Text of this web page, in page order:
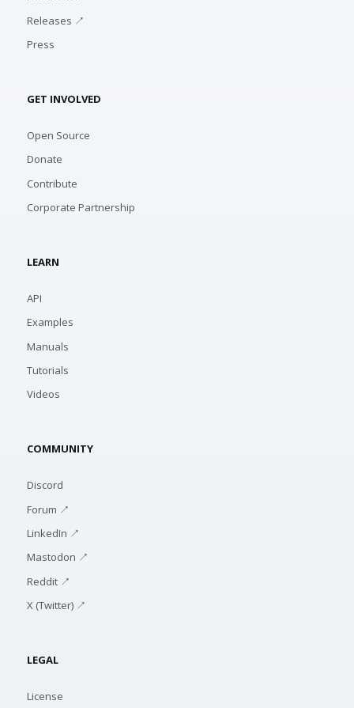
Releases ↗
Press
GET INVOLVED
Open Source
Donate
Contribute
Corporate Partnership
LEARN
API
Examples
Manuals
Tutorials
Videos
COMMUNITY
Discord
Forum ↗
LinkedIn ↗
Mastodon ↗
Reddit ↗
X (Twitter) ↗
LEGAL
License